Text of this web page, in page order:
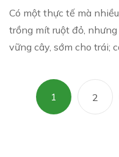
Có một thực tế mà
trồng mít ruột đỏ,
vững cây, sớm cho trái;
1 2